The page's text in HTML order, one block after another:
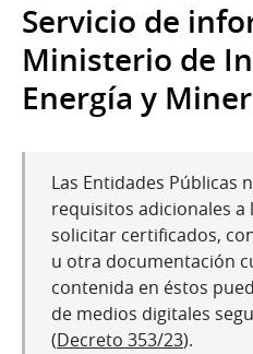
Servicio de
Ministerio de
Energía y
Las Entidades Públicas
requisitos adicionales
solicitar certificados,
u otra documentación
contenida en éstos
de medios digitales
(Decreto 353/23).